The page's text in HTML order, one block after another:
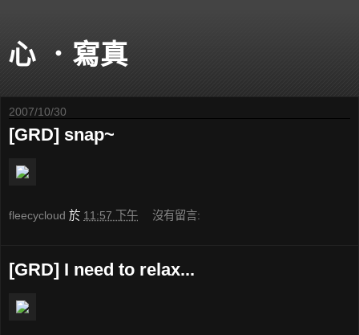
心 ．寫真
2007/10/30
[GRD] snap~
fleecycloud 於 11:57 下午 沒有留言:
[GRD] I need to relax...